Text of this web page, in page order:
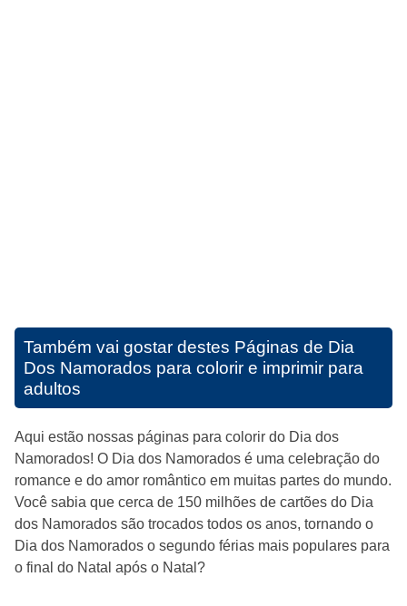
Também vai gostar destes Páginas de Dia
Dos Namorados para colorir e imprimir para
adultos
Aqui estão nossas páginas para colorir do Dia dos
Namorados! O Dia dos Namorados é uma celebração do
romance e do amor romântico em muitas partes do mundo.
Você sabia que cerca de 150 milhões de cartões do Dia
dos Namorados são trocados todos os anos, tornando o
Dia dos Namorados o segundo férias mais populares para
o final do Natal após o Natal?